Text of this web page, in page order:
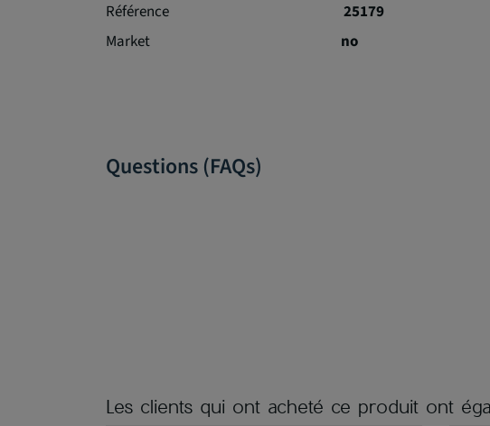
Référence
25179
Market
no
Questions (FAQs)
Les clients qui ont acheté ce produit ont